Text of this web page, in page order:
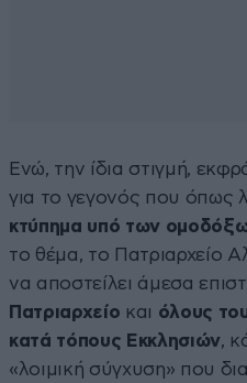
Ενώ, την ίδια στιγμή,
για το γεγονός που όπως
κτύπημα υπό των
το θέμα, το Πατριαρχείο
να αποστείλει άμεσα
Πατριαρχείο και όλους
κατά τόπους Εκκλησιών,
«λοιμική σύγχυση» που